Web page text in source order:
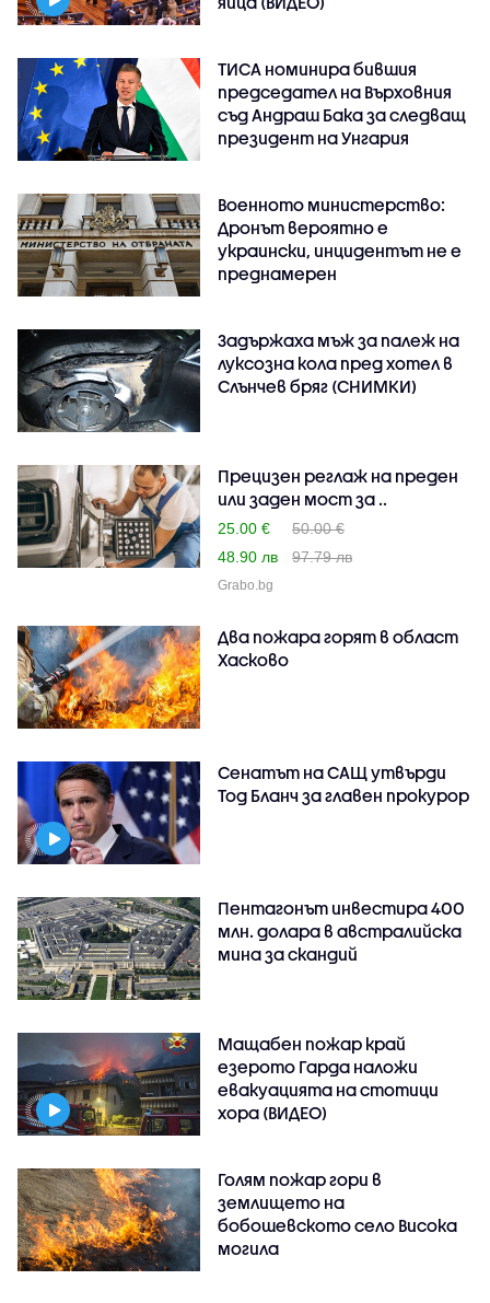
ТИСА номинира бившия
председател на Върховния
съд Андраш Бака за следващ
президент на Унгария
Военното министерство:
Дронът вероятно е
украински, инцидентът не е
преднамерен
Задържаха мъж за палеж на
луксозна кола пред хотел в
Слънчев бряг (СНИМКИ)
Прецизен реглаж на преден
или заден мост за ..
25.00 €
50.00 €
48.90 лв
97.79 лв
Grabo.bg
Два пожара горят в област
Хасково
Сенатът на САЩ утвърди
Тод Бланч за главен прокурор
Пентагонът инвестира 400
млн. долара в австралийска
мина за скандий
Мащабен пожар край
езерото Гарда наложи
евакуацията на стотици
хора (ВИДЕО)
Голям пожар гори в
землището на
бобошевското село Висока
могила